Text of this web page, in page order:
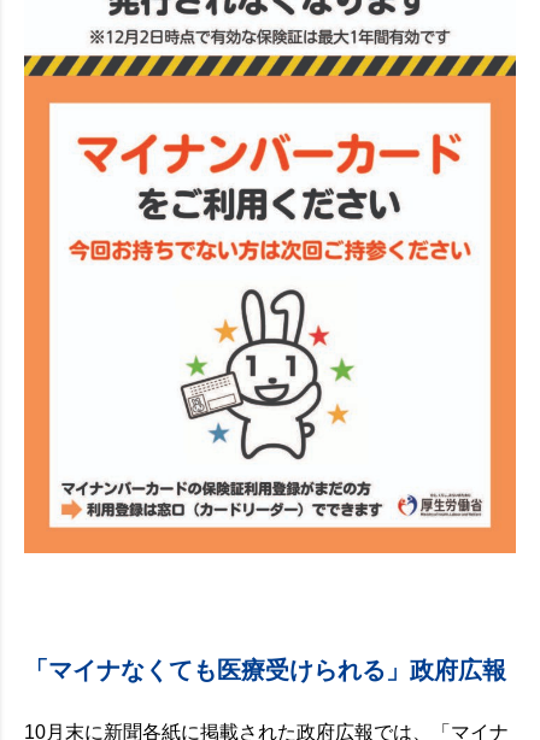
「マイナなくても医療受けられる」政府広報
10月末に新聞各紙に掲載された政府広報では、「マイナ